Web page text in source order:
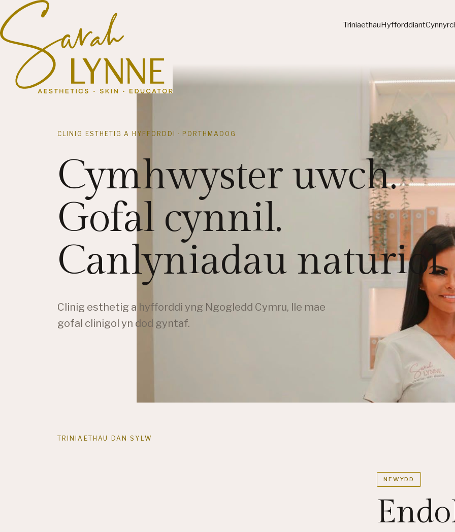
TriniaethauHyfforddiant
CLINIG ESTHETIG A HYFFORDDI · PORTHMADOG
Cymhwyster uwch.
Gofal cynnil.
Canlyniadau naturiol.
Clinig esthetig a hyfforddi yng Ngogledd Cymru, lle mae
gofal clinigol yn dod gyntaf.
TRINIAETHAU DAN SYLW
NEWYDD